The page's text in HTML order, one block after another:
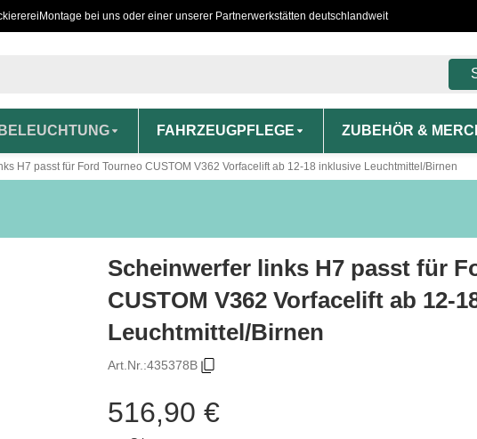
Montage bei uns oder einer unserer Partnerwerkstätten deutschlandweit
BELEUCHTUNG FAHRZEUGPFLEGE ZUBEHÖR &
H7 passt für Ford Tourneo CUSTOM V362 Vorfacelift ab 12-18 inklusive Leuchtmittel/Birnen
Scheinwerfer links H7 passt für
CUSTOM V362 Vorfacelift ab 12-
Leuchtmittel/Birnen
Art.Nr.:435378B
516,90 €